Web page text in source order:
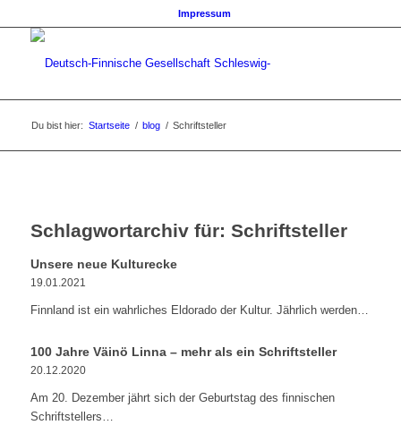
Impressum
Du bist hier: Startseite / blog / Schriftsteller
Schlagwortarchiv für: Schriftsteller
Unsere neue Kulturecke
19.01.2021
Finnland ist ein wahrliches Eldorado der Kultur. Jährlich werden…
100 Jahre Väinö Linna – mehr als ein Schriftsteller
20.12.2020
Am 20. Dezember jährt sich der Geburtstag des finnischen
Schriftstellers…